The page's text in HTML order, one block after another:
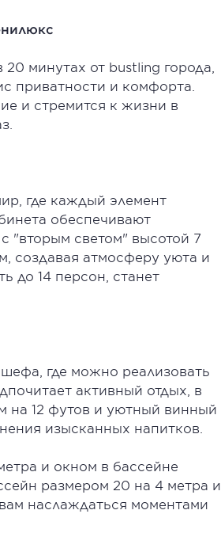
минутах от bustling города,
приватности и комфорта.
и стремится к жизни в
где каждый элемент
обеспечивают
"вторым светом" высотой 7
создавая атмосферу уюта и
до 14 персон, станет
где можно реализовать
активный отдых, в
на 12 футов и уютный винный
изысканных напитков.
и окном в бассейне
размером 20 на 4 метра и
наслаждаться моментами